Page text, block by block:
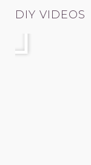
DIY VIDEOS
Afspil